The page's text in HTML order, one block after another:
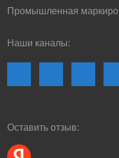
Промышленная
Наши каналы:
Оставить отзыв: